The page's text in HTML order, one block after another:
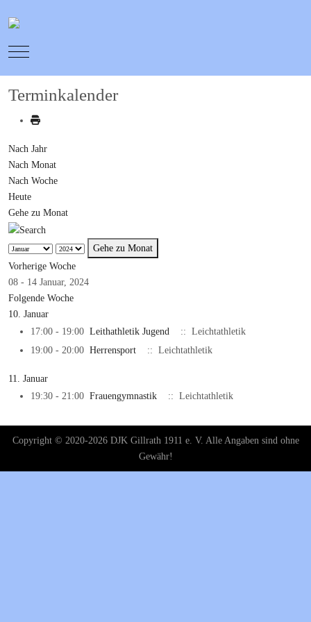
Mobile Menu Toggle
Terminkalender
Nach Jahr
Nach Monat
Nach Woche
Heute
Gehe zu Monat
Gehe zu Monat
Vorherige Woche
08 - 14 Januar, 2024
Folgende Woche
10. Januar
17:00 - 19:00 Leithathletik Jugend
:: Leichtathletik
19:00 - 20:00 Herrensport :: Leichtathletik
11. Januar
19:30 - 21:00 Frauengymnastik :: Leichtathletik
Copyright © 2020-2026 DJK Gillrath 1911 e. V. Alle Angaben sind ohne
Gewähr!